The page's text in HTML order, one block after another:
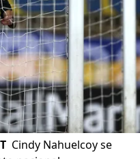
Cindy Nahuelcoy se